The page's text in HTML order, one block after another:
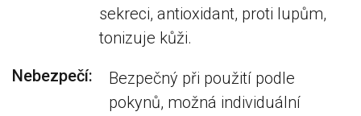
sekreci, antioxidant, proti lupům,
tonizuje kůži.
Nebezpečí:
Bezpečný při použití podle
pokynů, možná individuální